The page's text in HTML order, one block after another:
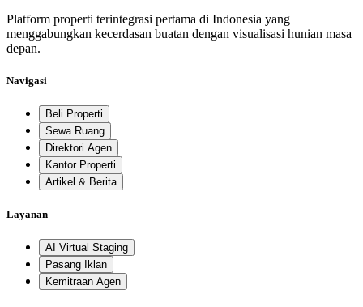
Platform properti terintegrasi pertama di Indonesia yang
menggabungkan kecerdasan buatan dengan visualisasi hunian masa
depan.
Navigasi
Beli Properti
Sewa Ruang
Direktori Agen
Kantor Properti
Artikel & Berita
Layanan
AI Virtual Staging
Pasang Iklan
Kemitraan Agen